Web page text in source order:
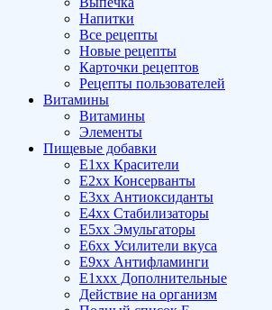
Напитки
Все рецепты
Новые рецепты
Карточки рецептов
Рецепты пользователей
Витамины
Витамины
Элементы
Пищевые добавки
E1xx Красители
E2xx Консерванты
E3xx Антиоксиданты
E4xx Стабилизаторы
E5xx Эмульгаторы
E6xx Усилители вкуса
E9xx Антифламинги
E1xxx Дополнительные
Действие на организм